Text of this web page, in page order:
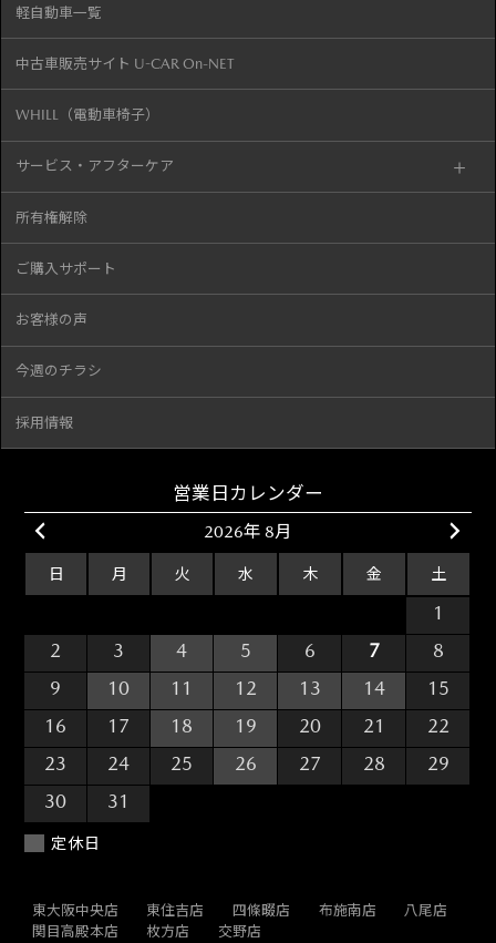
軽自動車一覧
中古車販売サイト U-CAR On-NET
WHILL（電動車椅子）
サービス・アフターケア
所有権解除
ご購入サポート
お客様の声
今週のチラシ
採用情報
営業日カレンダー
2026年 8月
日 月 火 水 木 金 土
1
2
3 4 5 6 7
8
9
10 11 12 13 14
15
16
17 18 19 20 21
22
23
24 25 26 27 28
29
30
31
定休日
東大阪中央店 東住吉店 四條畷店 布施南店
八尾店
関目高殿本店
枚方店 交野店